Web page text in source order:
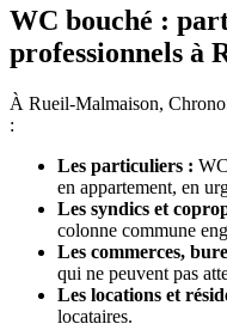
WC bouché :
professionnels à
À Rueil-Malmaison,
:
Les particuliers :
en appartement, en
Les syndics et
colonne commune
Les commerces,
qui ne peuvent pas
Les locations et
locataires.